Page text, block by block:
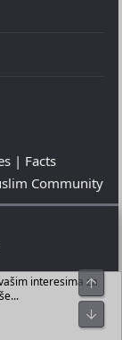
| Facts
Community
interesima zaTop